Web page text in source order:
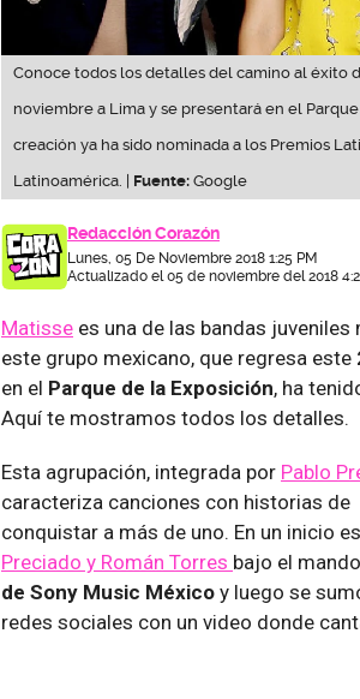
Conoce todos los detalles del camino al éxito
noviembre a Lima y se presentará en el
creación ya ha sido nominada a los Premios
Latinoamérica. | Fuente: Google
Redacción Corazón
Lunes, 05 De Noviembre 2018 1:25 PM
Actualizado el 05 de noviembre del 2018
Matisse es una de las bandas
este grupo mexicano, que regresa este
en el Parque de la Exposición, ha
Aquí te mostramos todos los detalles.
Esta agrupación, integrada por Pablo
caracteriza canciones con historias
conquistar a más de uno. En un inicio
Preciado y Román Torres bajo el
de Sony Music México y luego se
redes sociales con un video donde